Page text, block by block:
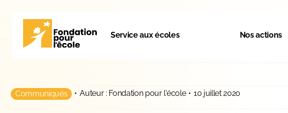
Service aux écoles Nos actions
Communiqués • Auteur : Fondation pour l'école • 10 juillet 2020